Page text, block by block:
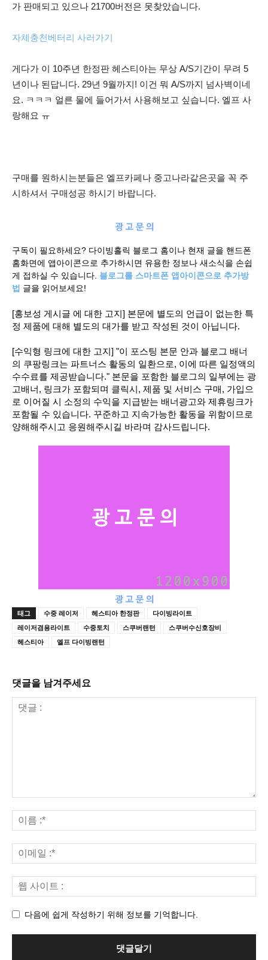
가 판매되고 있으나 21700버전은 못찾았습니다.
자체충천베터리 사러가기
게다가 이 10주년 한정판 헤스티아는 무상 A/S기간이 무려 5
년이나 된답니다. 29년 9월까지! 이건 뭐 A/S까지 넘사벽이네
요. ㅋㅋㅋ 얼른 물에 들어가서 사용해보고 싶습니다. 엘프 사
랑해요 ㅠ
구매를 원하시는분들은 엘프카페나 중고나라같은곳을 꼭 주
시하셔서 구매성공 하시기 바랍니다.
구독이 필요하세요? 다이빙홀릭 블로그 홈이나 현재 글을 핸드폰
홈화면에 앱아이콘으로 추가하시면 유용한 정보나 새소식을 손쉽
게 접하실 수 있습니다. 블로그를 스마트폰 앱아이콘으로 추가방
법 글을 읽어보세요!
[홍보성 게시글 에 대한 고지] 본문에 별도의 언급이 없는한 특
정 제품에 대해 별도의 대가를 받고 작성된 것이 아닙니다.
[수익형 링크에 대한 고지] "이 포스팅 본문 안과 블로그 배너
의 쿠팡링크는 파트너스 활동의 일환으로, 이에 따른 일정액의
수수료를 제공받습니다." 본문을 포함한 블로그의 일부에는 광
고배너, 링크가 포함되며 클릭시, 제품 및 서비스 구매, 가입으
로 이어질 시 소정의 수익을 지급받는 배너광고와 제휴링크가
포함될 수 있습니다. 꾸준하고 지속가능한 활동을 위함이므로
양해해주시고 응원해주시길 바라며 감사드립니다.
태그 수중 레이저 헤스티아 한정판
다이빙라이트
레이저겸용라이트
수중토치 스쿠버랜턴
스쿠버수신호장비
헤스티아
엘프 다이빙랜턴
댓글을 남겨주세요
다음에 쉽게 작성하기 위해 정보를 기억합니다.